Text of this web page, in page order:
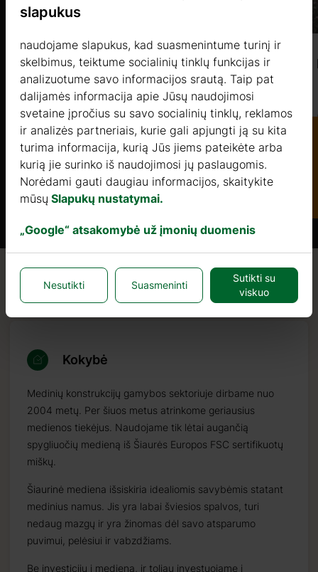
CACTUS 1 (44mm) 9,1x6m, 41㎡ + 12㎡
Kaina nuo
13330 €
Daugiau
Kokybė / garantija / konsultacijos
Kokybė
Medinių konstrukcijų gamybos sektoriuje dirbame nuo
2004 metų. Per šiuos metus atrinkome geriausius
medienos tiekėjus. Naudojame tik lėtai augančią
spygliuočių medieną iš Šiaurės Europos FSC sertifikuotų
miškų.
Šiaurinė mediena išsiskiria idealiomis savybėmis statant
medinius namus. Jis yra labai šviesios spalvos, turi
nedaug mazgų ir yra žinomas dėl savo atsparumo
puvimui, pelėsiui ir vabzdžiams.
Be investicijų į medieną, ir toliau investuojame į
slapukus
naudojame slapukus, kad suasmenintume turinį ir
skelbimus, teiktume socialinių tinklų funkcijas ir
analizuotume savo informacijos srautą. Taip pat
dalijamės informacija apie Jūsų naudojimosi
svetaine įpročius su savo socialinių tinklų, reklamos
ir analizės partneriais, kurie gali apjungti ją su kita
turima informacija, kurią Jūs jiems pateikėte arba
kurią jie surinko iš naudojimosi jų paslaugomis.
Norėdami gauti daugiau informacijos, skaitykite
mūsų Slapukų nustatymai.
„Google“ atsakomybė už įmonių duomenis
Nesutikti Suasmeninti
Sutikti su
viskuo